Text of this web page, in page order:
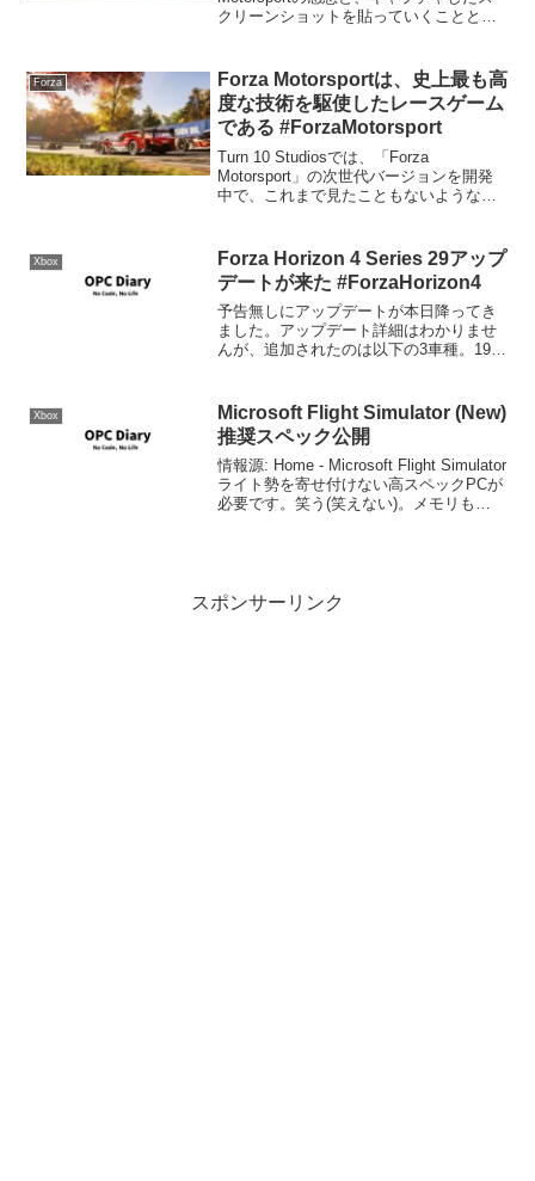
クリーンショットを貼っていくことと、
5のForzathon記事と同...
Forza
Forza Motorsportは、史上最も高
度な技術を駆使したレースゲーム
である #ForzaMotorsport
Turn 10 Studiosでは、「Forza
Motorsport」の次世代バージョンを開発
中で、これまで見たこともないようなレ
で、私た...
Xbox
Forza Horizon 4 Series 29アップ
デートが来た #ForzaHorizon4
予告無しにアップデートが本日降ってき
ました。アップデート詳細はわかりませ
んが、追加されたのは以下の3車種。1995
Xbox
Microsoft Flight Simulator (New)
推奨スペック公開
情報源: Home - Microsoft Flight Simulator
ライト勢を寄せ付けない高スペックPCが
必要です。笑う(笑えない)。メモリも
スポンサーリンク